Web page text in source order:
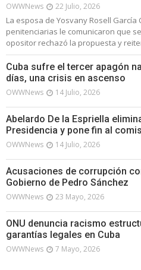
OWWNews 22 Julio, 2026
La esposa de Yosvany Rosell
penitenciarias le comunicaron que
opositor rechazó la propuesta y
Cuba sufre el tercer apagón
días, una crisis en ascenso
OWWNews 14 Julio, 2026
Abelardo De la Espriella
Presidencia y pone fin al
OWWNews 14 Julio, 2026
Acusaciones de corrupción
Gobierno de Pedro Sánchez
OWWNews 23 Mayo, 2026
ONU denuncia racismo
garantías legales en Cuba
OWWNews 7 Mayo, 2026